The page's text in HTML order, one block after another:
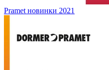
Pramet новинки 2021